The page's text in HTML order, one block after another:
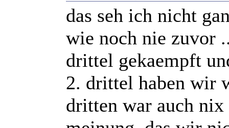
das seh ich nicht
wie noch nie zuvor
drittel gekaempft
2. drittel haben wir
dritten war auch